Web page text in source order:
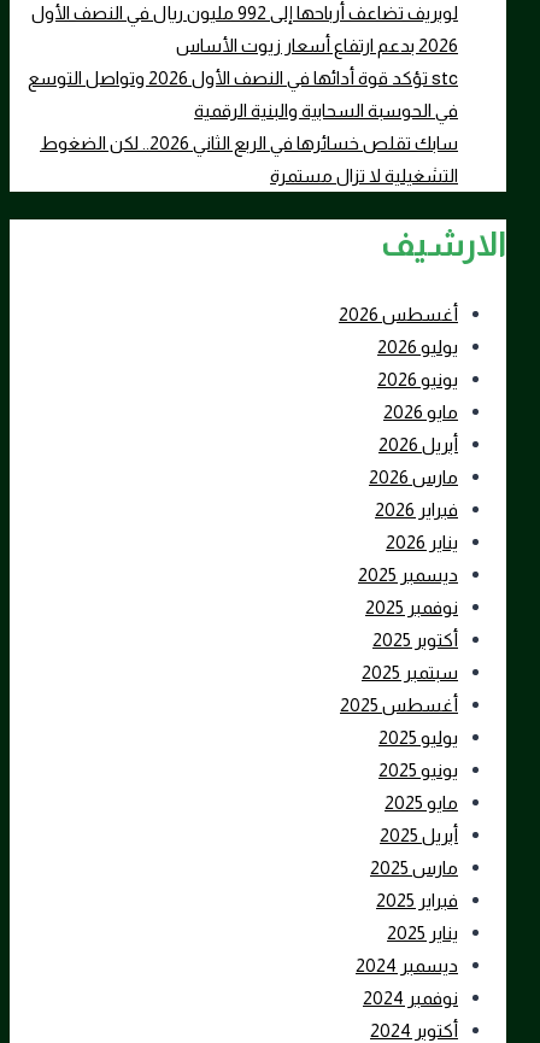
لوبريف تضاعف أرباحها إلى 992 مليون ريال في النصف الأول
2026 بدعم ارتفاع أسعار زيوت الأساس
stc تؤكد قوة أدائها في النصف الأول 2026 وتواصل التوسع
في الحوسبة السحابية والبنية الرقمية
سابك تقلص خسائرها في الربع الثاني 2026.. لكن الضغوط
التشغيلية لا تزال مستمرة
الارشيف
أغسطس 2026
يوليو 2026
يونيو 2026
مايو 2026
أبريل 2026
مارس 2026
فبراير 2026
يناير 2026
ديسمبر 2025
نوفمبر 2025
أكتوبر 2025
سبتمبر 2025
أغسطس 2025
يوليو 2025
يونيو 2025
مايو 2025
أبريل 2025
مارس 2025
فبراير 2025
يناير 2025
ديسمبر 2024
نوفمبر 2024
أكتوبر 2024